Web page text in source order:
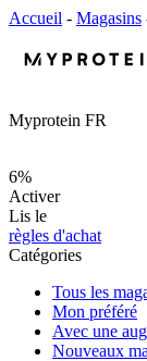
Accueil - Magasins
Myprotein FR
6%
Activer
Lis le
règles d'achat
Catégories
Tous les
Mon préféré
Avec une
Nouveaux